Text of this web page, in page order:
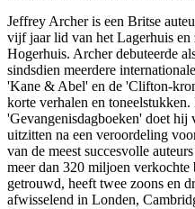
Jeffrey Archer is een Britse
vijf jaar lid van het Lagerhuis
Hogerhuis. Archer debuteerde
sindsdien meerdere
'Kane & Abel' en de 'Clifton-
korte verhalen en
'Gevangenisdagboeken' doet hij
uitzitten na een veroordeling
van de meest succesvolle
meer dan 320 miljoen
getrouwd, heeft twee zoons en
afwisselend in Londen,